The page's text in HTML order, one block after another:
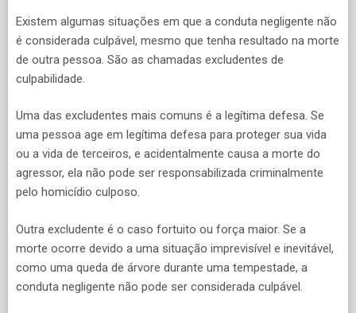
Existem algumas situações em que a conduta negligente não
é considerada culpável, mesmo que tenha resultado na morte
de outra pessoa. São as chamadas excludentes de
culpabilidade.
Uma das excludentes mais comuns é a legítima defesa. Se
uma pessoa age em legítima defesa para proteger sua vida
ou a vida de terceiros, e acidentalmente causa a morte do
agressor, ela não pode ser responsabilizada criminalmente
pelo homicídio culposo.
Outra excludente é o caso fortuito ou força maior. Se a
morte ocorre devido a uma situação imprevisível e inevitável,
como uma queda de árvore durante uma tempestade, a
conduta negligente não pode ser considerada culpável.